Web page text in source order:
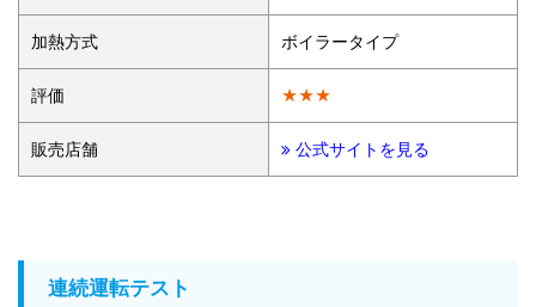
加熱方式 ボイラータイプ
評価 ★★★
販売店舗 公式サイトを見る
連続運転テスト